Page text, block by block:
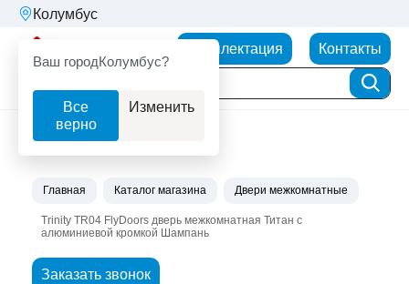
Колумбус
Ваш городКолумбус?
Все
верно
Изменить
Комплектация Контакты
Главная Каталог магазина Двери межкомнатные
Trinity TR04 FlyDoors дверь межкомнатная Титан с
алюминиевой кромкой Шампань
Заказать звонок